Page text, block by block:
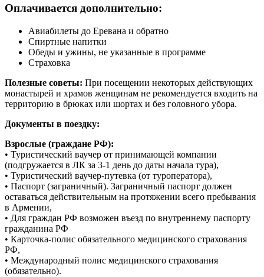
Оплачивается дополнительно:
Авиабилеты до Еревана и обратно
Спиртные напитки
Обеды и ужины, не указанные в программе
Страховка
Полезные советы: При посещении некоторых действующих
монастырей и храмов женщинам не рекомендуется входить на
территорию в брюках или шортах и без головного убора.
Документы в поездку:
Взрослые (граждане РФ):
• Туристический ваучер от принимающей компании
(подгружается в ЛК за 3-1 день до даты начала тура),
• Туристический ваучер-путевка (от туроператора),
• Паспорт (заграничный). Заграничный паспорт должен
оставаться действительным на протяжении всего пребывания
в Армении,
• Для граждан РФ возможен въезд по внутреннему паспорту
гражданина РФ
• Карточка-полис обязательного медицинского страхования
РФ,
• Международный полис медицинского страхования
(обязательно).